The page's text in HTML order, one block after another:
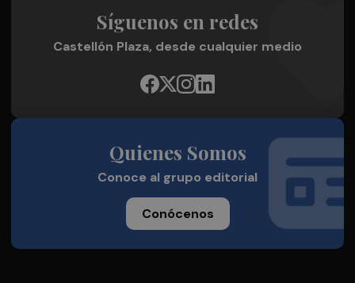
Síguenos en redes
Castellón Plaza, desde cualquier medio
Quienes Somos
Conoce al grupo editorial
Conócenos